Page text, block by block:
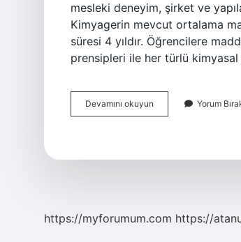
mesleki deneyim, şirket ve
Kimyagerin mevcut ortalama
süresi 4 yıldır. Öğrencilere
prensipleri ile her türlü
Devamını okuyun Kimyacılar
Ne
Yorum
https://myforumum.com https://